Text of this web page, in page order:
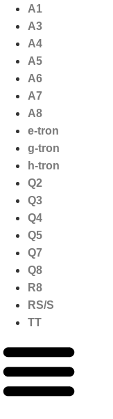
naar
inhoud
A1
A3
A4
A5
A6
A7
A8
e-tron
g-tron
h-tron
Q2
Q3
Q4
Q5
Q7
Q8
R8
RS/S
TT